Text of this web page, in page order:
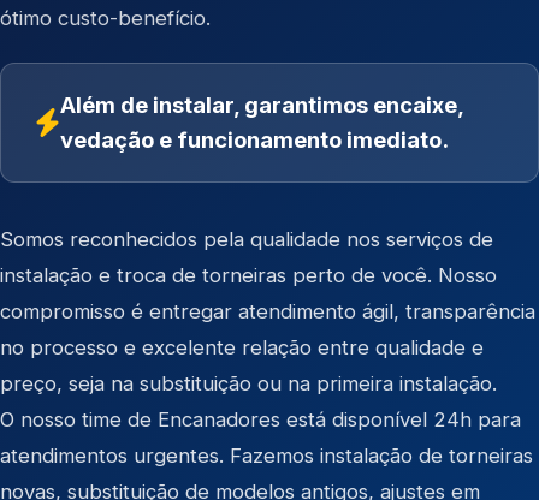
ótimo custo-benefício.
Além de instalar, garantimos encaixe,
vedação e funcionamento imediato.
Somos reconhecidos pela qualidade nos serviços de
instalação e troca de torneiras perto de você. Nosso
compromisso é entregar atendimento ágil, transparência
no processo e excelente relação entre qualidade e
preço, seja na substituição ou na primeira instalação.
O nosso time de Encanadores está disponível 24h para
atendimentos urgentes. Fazemos instalação de torneiras
novas, substituição de modelos antigos, ajustes em